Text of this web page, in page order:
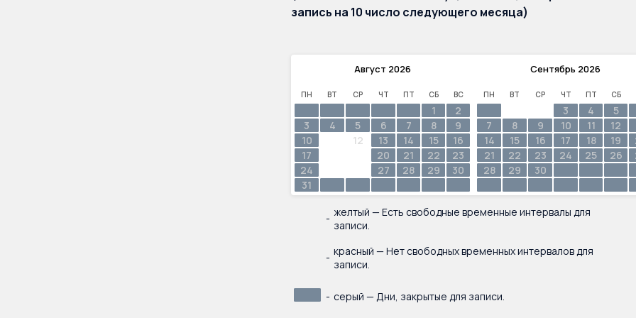
запись на 10 число следующего месяца)
Август 2026
ПН ВТ СР ЧТ ПТ СБ ВС
1
2
3
4 5 6 7 8
9
10
12 13 14 15
16
17
20 21 22
23
24
27 28 29
30
31
Сентябрь 2026
ПН ВТ СР ЧТ ПТ СБ
3 4 5
7
8 9 10 11 12
14
15 16 17 18 19
21
22 23 24 25 26
28
29 30
- желтый — Есть свободные временные интервалы для
записи.
- красный — Нет свободных временных интервалов для
записи.
- серый — Дни, закрытые для записи.